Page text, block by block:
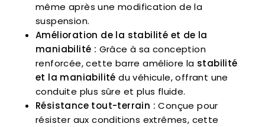
même après une modification de la
suspension.
Amélioration de la stabilité et de la
maniabilité : Grâce à sa conception
renforcée, cette barre améliore la stabilité
et la maniabilité du véhicule, offrant une
conduite plus sûre et plus fluide.
Résistance tout-terrain : Conçue pour
résister aux conditions extrêmes, cette